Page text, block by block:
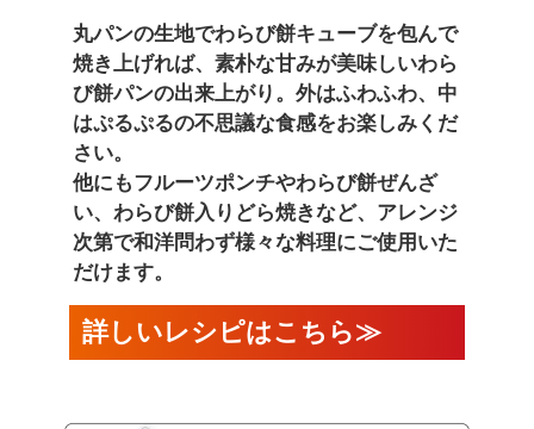
丸パンの生地でわらび餅キューブを包んで
焼き上げれば、素朴な甘みが美味しいわら
び餅パンの出来上がり。外はふわふわ、中
はぷるぷるの不思議な食感をお楽しみくだ
さい。
他にもフルーツポンチやわらび餅ぜんざ
い、わらび餅入りどら焼きなど、アレンジ
次第で和洋問わず様々な料理にご使用いた
だけます。
詳しいレシピはこちら≫